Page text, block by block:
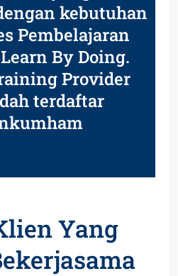
kebutuhan
Pembelajaran
By Doing.
Provider
terdaftar
Yang